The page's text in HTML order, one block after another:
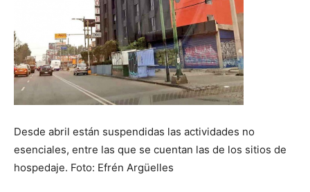
Desde abril están suspendidas las actividades no
esenciales, entre las que se cuentan las de los sitios de
hospedaje. Foto: Efrén Argüelles